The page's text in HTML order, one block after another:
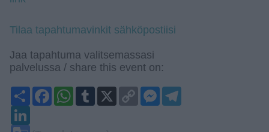
Tilaa tapahtumavinkit sähköpostiisi
Jaa tapahtuma valitsemassasi
palvelussa / share this event on:
ShareFacebook
WhatsApp
Tumblr
Copy
Link
Messenger